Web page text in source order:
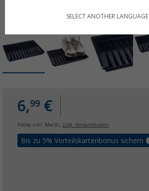
6,99 €
Preise inkl. MwSt., zzgl. Versandkosten
Bis zu 5% Vorteilskartenbonus sichern
SELECT ANOTHER LANGUAGE